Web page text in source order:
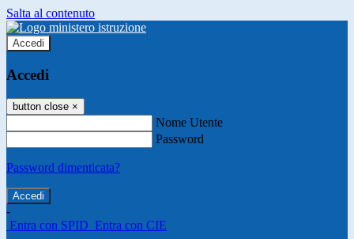
Salta al contenuto
Accedi
Accedi
button close ×
Nome Utente
Password
Password dimenticata?
-
Entra con SPID Entra con CIE